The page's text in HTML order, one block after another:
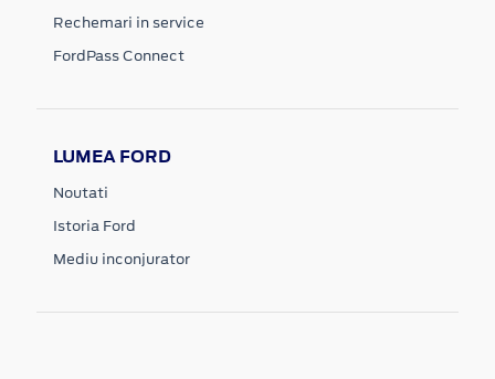
Rechemari in service
FordPass Connect
LUMEA FORD
Noutati
Istoria Ford
Mediu inconjurator